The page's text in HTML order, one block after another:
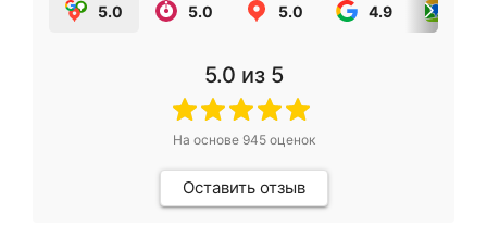
5.0 5.0 5.0 4.9
5.0 из 5
На основе 945оценок
Оставить отзыв